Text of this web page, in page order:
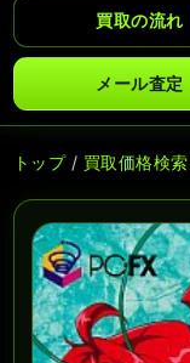
買取の流れ
メール査定
トップ/ 買取価格検索